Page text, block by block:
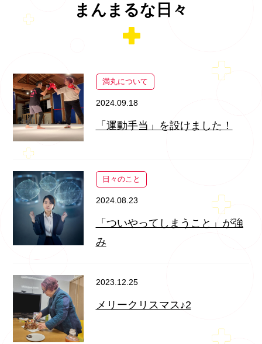
まんまるな日々
満丸について
2024.09.18
「運動手当」を設けました！
日々のこと
2024.08.23
「ついやってしまうこと」が強
み
2023.12.25
メリークリスマス♪2